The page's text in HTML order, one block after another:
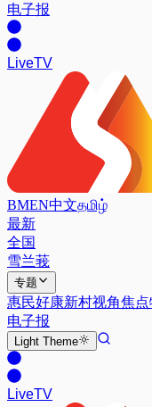
电子报
LiveTV
BMEN中文தமிழ்
最新
全国
雪兰莪
专题
惠民好康新村视角焦点
电子报
Light Theme
LiveTV